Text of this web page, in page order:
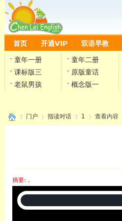
首页 开通VIP 双语早教
童年一册 童年二册
课标版三
原版童话
老鼠男孩
概念版一
陈雷
门户 指读对话 1 查看内容
摘要: ,